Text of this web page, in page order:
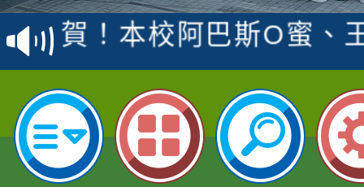
賽 洪綺君教師榮獲社
名
賀！本校阿巴斯O蜜、
倩參加桃園市科展 國
名 指導老師王老師、
賀！本校四年二班張O
園市英語競賽國小朗讀
指導老師林老師
賀！本校參加桃園市中
賽 劉文瑛教師榮獲教
賀！本校參與2026世